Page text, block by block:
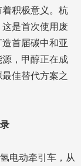
积极意义。杭
是首次使用废
首届碳中和亚
，甲醇正在成
佳替代方案之
电动牵引车，从